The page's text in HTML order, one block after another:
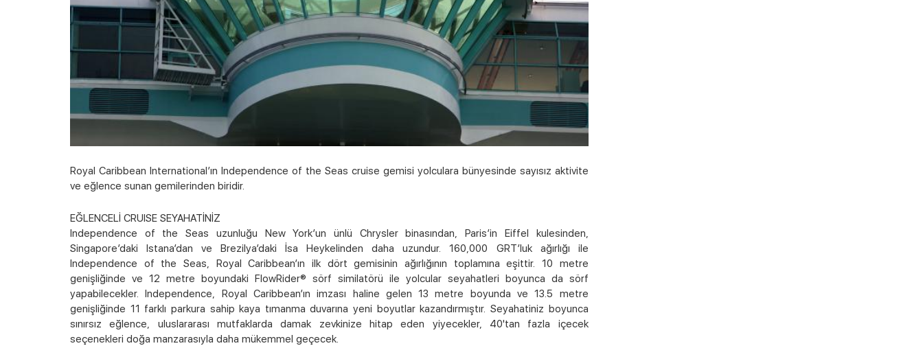
Royal Caribbean International’ın Independence of the Seas cruise gemisi yolculara bünyesinde sayısız aktivite
ve eğlence sunan gemilerinden biridir.
EĞLENCELİ CRUISE SEYAHATİNİZ
Independence of the Seas uzunluğu New York’un ünlü Chrysler binasından, Paris’in Eiffel kulesinden,
Singapore’daki Istana’dan ve Brezilya’daki İsa Heykelinden daha uzundur. 160,000 GRT’luk ağırlığı ile
Independence of the Seas, Royal Caribbean’ın ilk dört gemisinin ağırlığının toplamına eşittir. 10 metre
genişliğinde ve 12 metre boyundaki FlowRider® sörf similatörü ile yolcular seyahatleri boyunca da sörf
yapabilecekler. Independence, Royal Caribbean’ın imzası haline gelen 13 metre boyunda ve 13.5 metre
genişliğinde 11 farklı parkura sahip kaya tımanma duvarına yeni boyutlar kazandırmıştır. Seyahatiniz boyunca
sınırsız eğlence, uluslararası mutfaklarda damak zevkinize hitap eden yiyecekler, 40'tan fazla içecek
seçenekleri doğa manzarasıyla daha mükemmel geçecek.